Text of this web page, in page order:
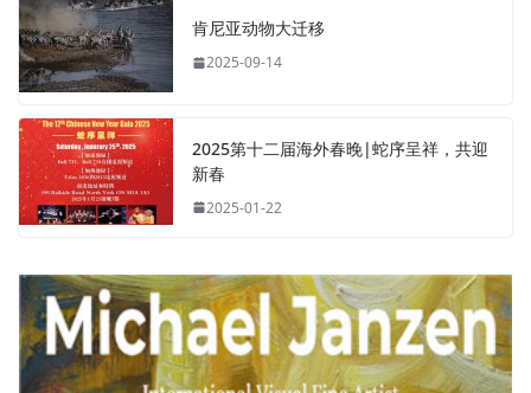
肯尼亚动物大迁移
2025-09-14
2025第十二届海外春晚|蛇序呈祥，共迎
新春
2025-01-22